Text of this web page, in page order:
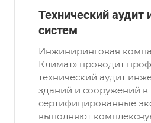
Технический
систем
Инжиниринговая
Климат» проводит
технический аудит
зданий и сооружений
сертифицированные
выполняют